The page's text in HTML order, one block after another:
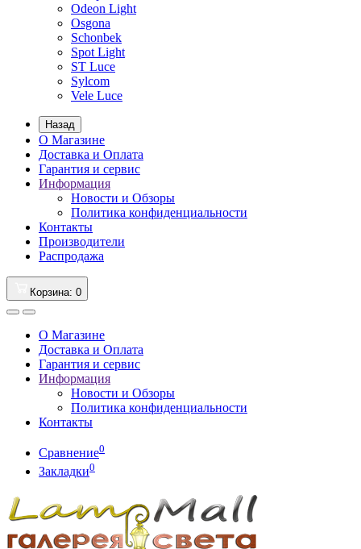
Odeon Light
Osgona
Schonbek
Spot Light
ST Luce
Sylcom
Vele Luce
Назад
О Магазине
Доставка и Оплата
Гарантия и сервис
Информация
Новости и Обзоры
Политика конфиденциальности
Контакты
Производители
Распродажа
Корзина: 0
О Магазине
Доставка и Оплата
Гарантия и сервис
Информация
Новости и Обзоры
Политика конфиденциальности
Контакты
Сравнение0
Закладки0